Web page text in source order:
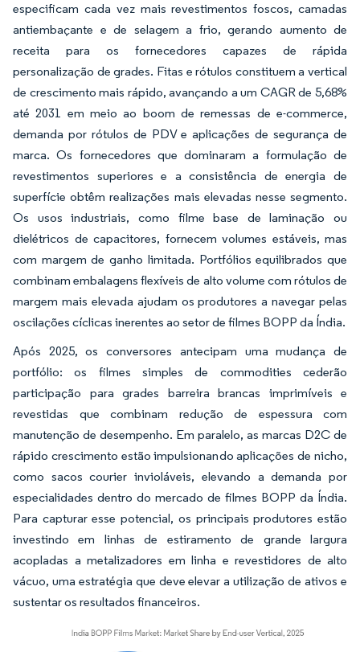
especificam cada vez mais revestimentos foscos, camadas
antiembaçante e de selagem a frio, gerando aumento de
receita para os fornecedores capazes de rápida
personalização de grades. Fitas e rótulos constituem a vertical
de crescimento mais rápido, avançando a um CAGR de 5,68%
até 2031 em meio ao boom de remessas de e-commerce,
demanda por rótulos de PDV e aplicações de segurança de
marca. Os fornecedores que dominaram a formulação de
revestimentos superiores e a consistência de energia de
superfície obtêm realizações mais elevadas nesse segmento.
Os usos industriais, como filme base de laminação ou
dielétricos de capacitores, fornecem volumes estáveis, mas
com margem de ganho limitada. Portfólios equilibrados que
combinam embalagens flexíveis de alto volume com rótulos de
margem mais elevada ajudam os produtores a navegar pelas
oscilações cíclicas inerentes ao setor de filmes BOPP da Índia.
Após 2025, os conversores antecipam uma mudança de
portfólio: os filmes simples de commodities cederão
participação para grades barreira brancas imprimíveis e
revestidas que combinam redução de espessura com
manutenção de desempenho. Em paralelo, as marcas D2C de
rápido crescimento estão impulsionando aplicações de nicho,
como sacos courier invioláveis, elevando a demanda por
especialidades dentro do mercado de filmes BOPP da Índia.
Para capturar esse potencial, os principais produtores estão
investindo em linhas de estiramento de grande largura
acopladas a metalizadores em linha e revestidores de alto
vácuo, uma estratégia que deve elevar a utilização de ativos e
sustentar os resultados financeiros.